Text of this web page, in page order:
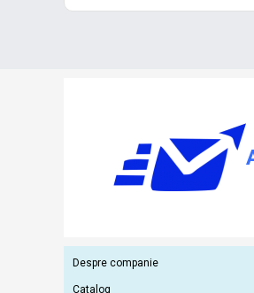
Despre companie
Catalog